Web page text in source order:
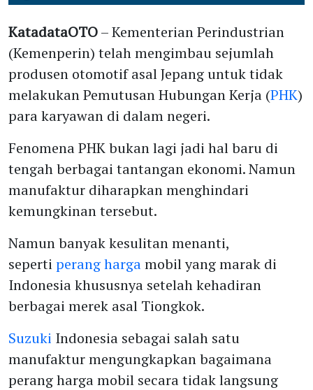
KatadataOTO– Kementerian Perindustrian
(Kemenperin) telah mengimbau sejumlah
produsen otomotif asal Jepang untuk tidak
melakukan Pemutusan Hubungan Kerja (PHK)
para karyawan di dalam negeri.
Fenomena PHK bukan lagi jadi hal baru di
tengah berbagai tantangan ekonomi. Namun
manufaktur diharapkan menghindari
kemungkinan tersebut.
Namun banyak kesulitan menanti,
seperti perang hargamobil yang marak di
Indonesia khususnya setelah kehadiran
berbagai merek asal Tiongkok.
Suzuki Indonesia sebagai salah satu
manufaktur mengungkapkan bagaimana
perang harga mobil secara tidak langsung